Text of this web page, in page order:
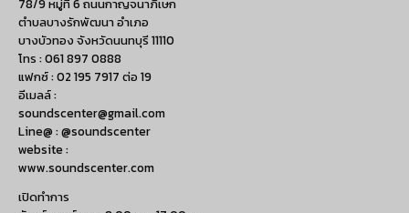
ตำบลบางรักพัฒนา อำเภอ
บางบัวทอง จังหวัดนนทบุรี 11110
โทร :061 897 0888
แฟกซ์ :02 195 7917 ต่อ 19
อีเมลล์ :
soundscenter@gmail.com
Line@ : @soundscenter
website :
www.soundscenter.com
เปิดทำการ